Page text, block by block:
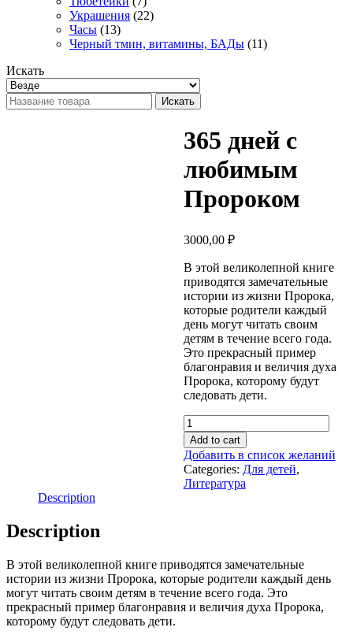
Украшения (22)
Часы (13)
Черный тмин, витамины, БАДы (11)
Искать
Искать
365 дней с
любимым
Пророком
3000,00 ₽
В этой великолепной книге
приводятся замечательные
истории из жизни Пророка,
которые родители каждый
день могут читать своим
детям в течение всего года.
Это прекрасный пример
благонравия и величия духа
Пророка, которому будут
следовать дети.
365
дней
с
любимым
Пророком
quantity
Add to cart
Добавить в список желаний
Categories: Для детей,
Литература
Description
Description
В этой великолепной книге приводятся замечательные
истории из жизни Пророка, которые родители каждый день
могут читать своим детям в течение всего года. Это
прекрасный пример благонравия и величия духа Пророка,
которому будут следовать дети.